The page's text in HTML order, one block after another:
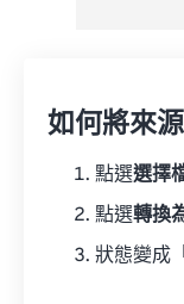
如何將來
點選選擇
點選轉換
狀態變成